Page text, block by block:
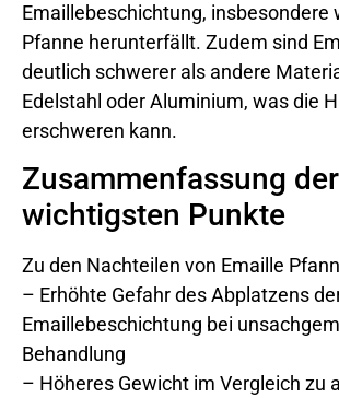
Emaillebeschichtung, insbesondere
Pfanne herunterfällt. Zudem sind
deutlich schwerer als andere
Edelstahl oder Aluminium, was die
erschweren kann.
Zusammenfassung der
wichtigsten Punkte
Zu den Nachteilen von Emaille
– Erhöhte Gefahr des Abplatzens
Emaillebeschichtung bei
Behandlung
– Höheres Gewicht im Vergleich zu